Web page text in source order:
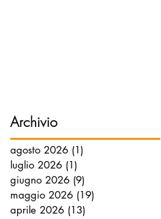
Archivio
agosto 2026 (1)
luglio 2026 (1)
giugno 2026 (9)
maggio 2026 (19)
aprile 2026 (13)